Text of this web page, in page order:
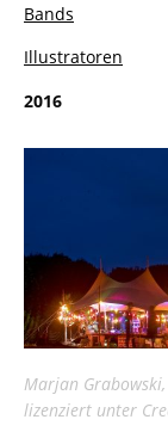
Bands
Illustratoren
2016
Marjan
lizenziert unter